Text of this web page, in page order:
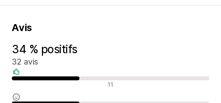
Avis
34 % positifs
32 avis
Avis positifs 11